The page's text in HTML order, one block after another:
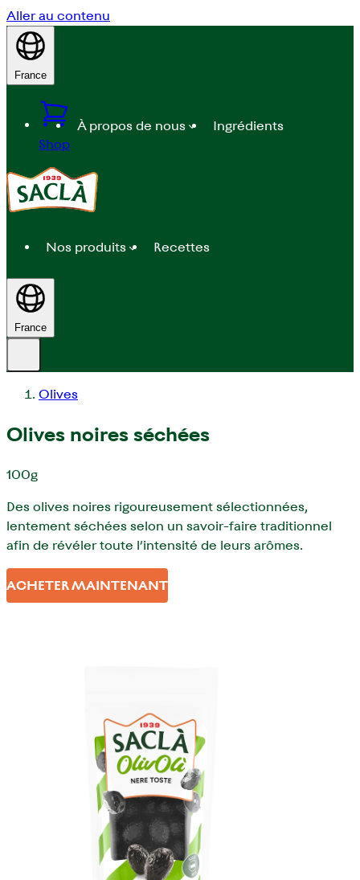
Aller au contenu
France
Shop
À propos de nous Ingrédients
Nos produits Recettes
France
Olives
Olives noires séchées
100g
Des olives noires rigoureusement sélectionnées,
lentement séchées selon un savoir-faire traditionnel
afin de révéler toute l’intensité de leurs arômes.
ACHETER MAINTENANT